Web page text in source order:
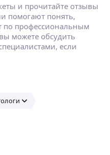
и прочитайте отзывы
помогают понять,
по профессиональным
можете обсудить
если